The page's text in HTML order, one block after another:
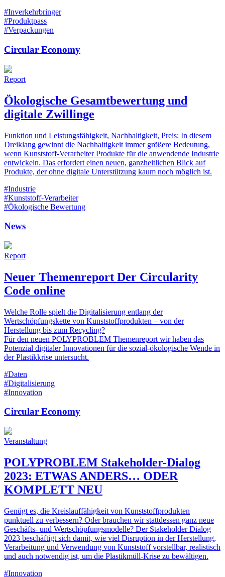
#Inverkehrbringer
#Produktpass
#Verpackungen
Circular Economy
Report
Ökologische Gesamtbewertung und
digitale Zwillinge
Funktion und Leistungsfähigkeit, Nachhaltigkeit, Preis: In diesem
Dreiklang gewinnt die Nachhaltigkeit immer größere Bedeutung,
wenn Kunststoff-Verarbeiter Produkte für die anwendende Industrie
entwickeln. Das erfordert einen neuen, ganzheitlichen Blick auf
Produkte, der ohne digitale Unterstützung kaum noch möglich ist.
#Industrie
#Kunststoff-Verarbeiter
#Ökologische Bewertung
News
Report
Neuer Themenreport Der Circularity
Code online
Welche Rolle spielt die Digitalisierung entlang der
Wertschöpfungskette von Kunststoffprodukten – von der
Herstellung bis zum Recycling?
Für den neuen POLYPROBLEM Themenreport wir haben das
Potenzial digitaler Innovationen für die sozial-ökologische Wende in
der Plastikkrise untersucht.
#Daten
#Digitalisierung
#Innovation
Circular Economy
Veranstaltung
POLYPROBLEM Stakeholder-Dialog
2023: ETWAS ANDERS… ODER
KOMPLETT NEU
Genügt es, die Kreislauffähigkeit von Kunststoffprodukten
punktuell zu verbessern? Oder brauchen wir stattdessen ganz neue
Geschäfts- und Wertschöpfungsmodelle? Der Stakeholder Dialog
2023 beschäftigt sich damit, wie viel Disruption in der Herstellung,
Verarbeitung und Verwendung von Kunststoff vorstellbar, realistisch
und auch notwendig ist, um die Plastikmüll-Krise zu bewältigen.
#Innovation